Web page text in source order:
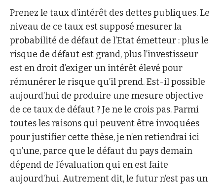
Prenez le taux d’intérêt des dettes publiques. Le
niveau de ce taux est supposé mesurer la
probabilité de défaut de l’Etat émetteur : plus le
risque de défaut est grand, plus l’investisseur
est en droit d’exiger un intérêt élevé pour
rémunérer le risque qu’il prend. Est-il possible
aujourd’hui de produire une mesure objective
de ce taux de défaut ? Je ne le crois pas. Parmi
toutes les raisons qui peuvent être invoquées
pour justifier cette thèse, je n’en retiendrai ici
qu’une, parce que le défaut du pays demain
dépend de l’évaluation qui en est faite
aujourd’hui. Autrement dit, le futur n’est pas un